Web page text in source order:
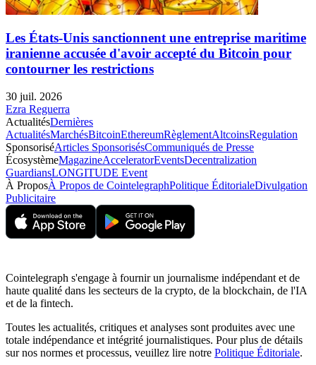
Les États-Unis sanctionnent une entreprise maritime
iranienne accusée d'avoir accepté du Bitcoin pour
contourner les restrictions
30 juil. 2026
Ezra Reguerra
ActualitésDernières
ActualitésMarchésBitcoinEthereumRèglementAltcoinsRegulation
SponsoriséArticles SponsorisésCommuniqués de Presse
ÉcosystèmeMagazineAcceleratorEventsDecentralization
GuardiansLONGITUDE Event
À ProposÀ Propos de CointelegraphPolitique ÉditorialeDivulgation
Publicitaire
Cointelegraph s'engage à fournir un journalisme indépendant et de
haute qualité dans les secteurs de la crypto, de la blockchain, de l'IA
et de la fintech.
Toutes les actualités, critiques et analyses sont produites avec une
totale indépendance et intégrité journalistiques. Pour plus de détails
sur nos normes et processus, veuillez lire notre Politique Éditoriale.